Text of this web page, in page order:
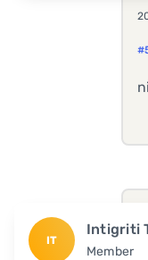
IT
Intigriti
Member